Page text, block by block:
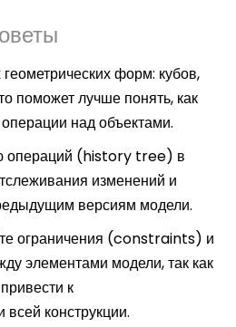
форм: кубов,
поможет лучше понять, как
над объектами.
операций (history tree) в
изменений и
версиям модели.
ограничения (constraints) и
элементами модели, так как
к
всей конструкции.